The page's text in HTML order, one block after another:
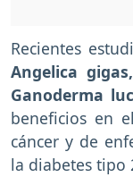
Recientes
Angelica
Ganoderma
beneficios en
cáncer y de
la diabetes tipo